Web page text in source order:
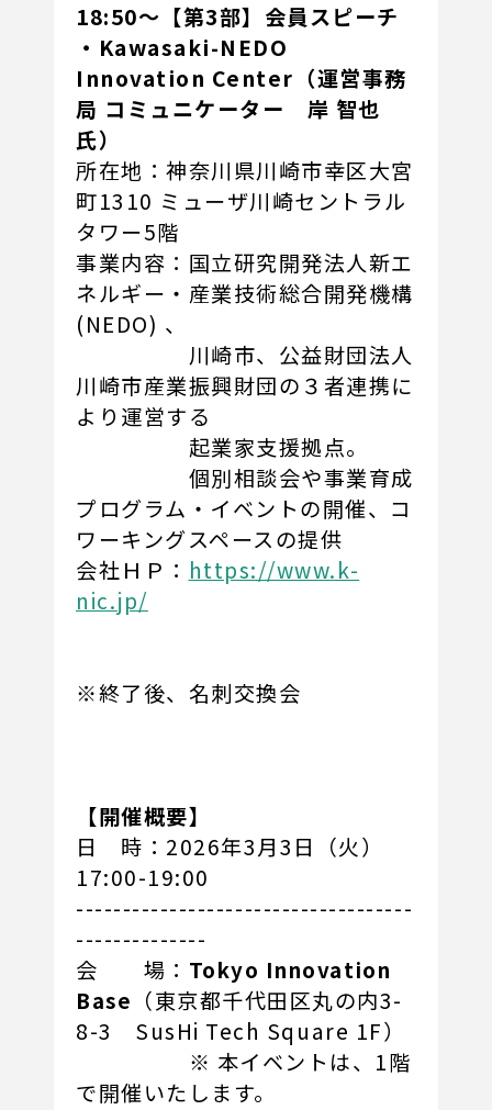
18:50～【第3部】会員スピーチ
・Kawasaki-NEDO
Innovation Center（運営事務
局 コミュニケーター 岸 智也
氏）
所在地：神奈川県川崎市幸区大宮
町1310 ミューザ川崎セントラル
タワー5階
事業内容：国立研究開発法人新エ
ネルギー・産業技術総合開発機構
(NEDO) 、
川崎市、公益財団法人
川崎市産業振興財団の３者連携に
より運営する
起業家支援拠点。
個別相談会や事業育成
プログラム・イベントの開催、コ
ワーキングスペースの提供
会社ＨＰ： https://www.k-
nic.jp/
※終了後、名刺交換会
【開催概要】
日 時：2026年3月3日（火）
17:00-19:00
------------------------------------
--------------
会 場： Tokyo Innovation
Base （東京都千代田区丸の内3-
8-3 SusHi Tech Square 1F）
※ 本イベントは、1階
で開催いたします。